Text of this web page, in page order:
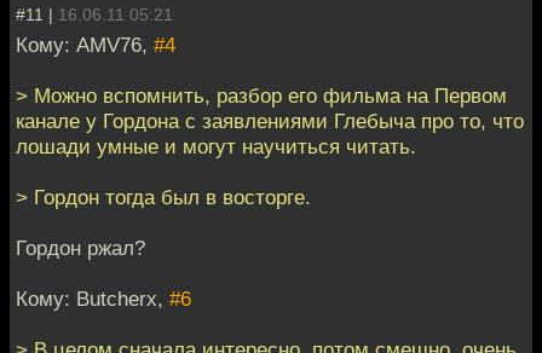
#11 | 16.06.11 05:21
Кому: AMV76, #4
> Можно вспомнить, разбор его фильма на Первом
канале у Гордона с заявлениями Глебыча про то, что
лошади умные и могут научиться читать.
> Гордон тогда был в восторге.
Гордон pжал?
Кому: Butcherx, #6